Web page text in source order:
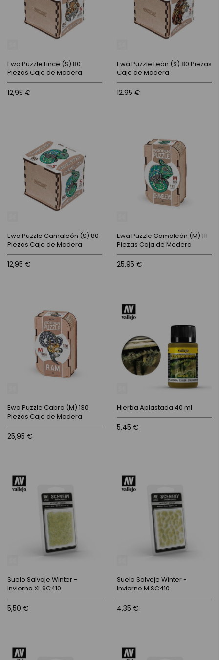
Ewa Puzzle Lince (S) 80
Piezas Caja de Madera
12,95 €
Ewa Puzzle León (S) 80 Piezas
Caja de Madera
12,95 €
Ewa Puzzle Camaleón (S) 80
Piezas Caja de Madera
12,95 €
Ewa Puzzle Camaleón (M) 111
Piezas Caja de Madera
25,95 €
Ewa Puzzle Cabra (M) 130
Piezas Caja de Madera
25,95 €
Hierba Aplastada 40 ml
5,45 €
Suelo Salvaje Winter -
Invierno XL SC410
5,50 €
Suelo Salvaje Winter -
Invierno M SC410
4,35 €